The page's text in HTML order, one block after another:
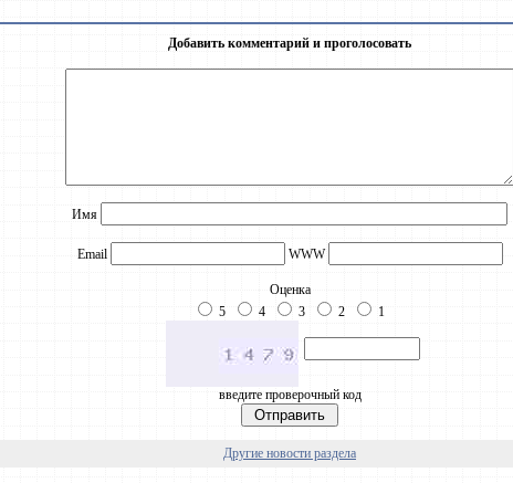
Добавить комментарий и проголосовать
Имя
Email WWW
Оценка
5
4 3 2 1
введите проверочный код
Другие новости раздела